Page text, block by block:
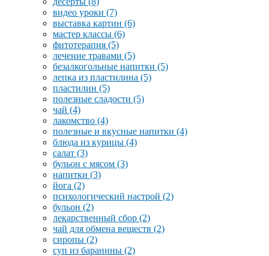
видео уроки (7)
выставка картин (6)
мастер классы (6)
фитотерапия (5)
лечение травами (5)
безалкогольные напитки (5)
лепка из пластилина (5)
пластилин (5)
полезные сладости (5)
чай (4)
лакомство (4)
полезные и вкусные напитки (4)
блюда из курицы (4)
салат (3)
бульон с мясом (3)
напитки (3)
йога (2)
психологический настрой (2)
бульон (2)
лекарственный сбор (2)
чай для обмена веществ (2)
сиропы (2)
суп из баранины (2)